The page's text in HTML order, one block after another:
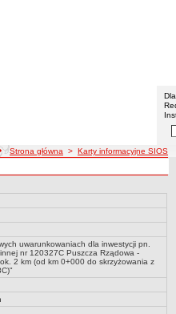
nawigacji
Strona główna > Karty informacyjne SIOS
uwarunkowaniach dla inwestycji pn.
nr 120327C Puszcza Rządowa -
2 km (od km 0+000 do skrzyżowania z